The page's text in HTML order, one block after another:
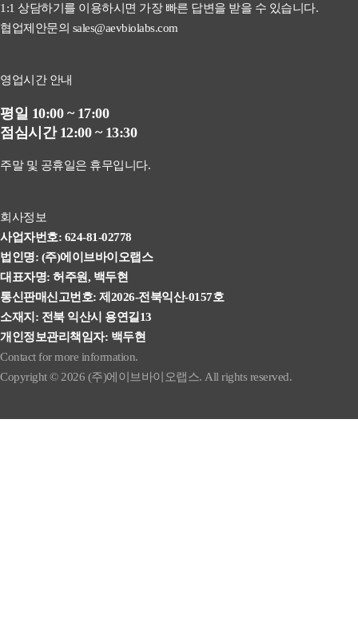
1:1 상담하기를 이용하시면 가장 빠른 답변을 받을 수 있습니다.
협업제안문의 sales@aevbiolabs.com
영업시간 안내
평일 10:00 ~ 17:00
점심시간 12:00 ~ 13:30
주말 및 공휴일은 휴무입니다.
회사정보
사업자번호: 624-81-02778
법인명: (주)에이브바이오랩스
대표자명: 허주원, 백두현
통신판매신고번호: 제2026-전북익산-0157호
소재지: 전북 익산시 용연길13
개인정보관리책임자: 백두현
Contact for more information.
Copyright © 2026 (주)에이브바이오랩스. All rights reserved.